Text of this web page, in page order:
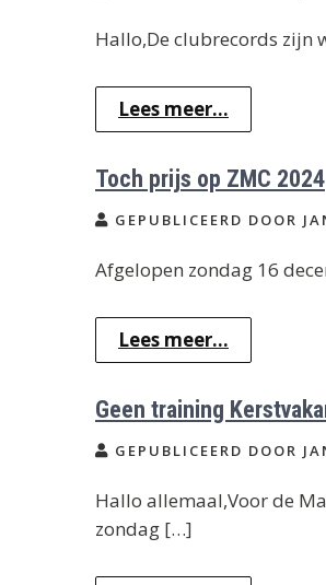
Hallo,De clubrecords zijn
Lees meer...
Toch prijs op ZMC 2024
GEPUBLICEERD DOOR
Afgelopen zondag 16
Lees meer...
Geen training
GEPUBLICEERD DOOR
Hallo allemaal,Voor de
zondag […]